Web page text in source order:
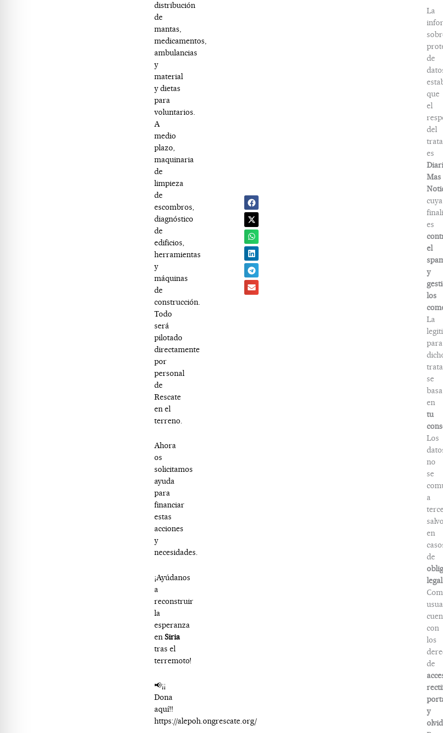
distribución
de
mantas,
medicamentos,
ambulancias
y
material
y dietas
para
voluntarios.
A
medio
plazo,
maquinaria
de
limpieza
de
escombros,
diagnóstico
de
edificios,
herramientas
y
máquinas
de
construcción.
Todo
será
pilotado
directamente
por
personal
de
Rescate
en el
terreno.
Ahora
os
solicitamos
ayuda
para
financiar
estas
acciones
y
necesidades.
¡Ayúdanos
a
reconstruir
la
esperanza
enSiria
tras el
terremoto!
📢¡¡
Dona
aquí!!
https://alepoh.ongrescate.org/
La
de
que
el
del
es
Mas
cuya
es
el
y
los
La
para
se
basa
en
tu
Los
no
se
a
salvo
en
de
legal
con
los
de
y